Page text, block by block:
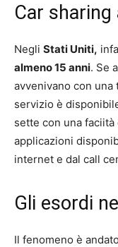
Car
Negli Stati Uniti,
almeno 15 anni. Se
avvenivano con una
servizio è
sette con una
applicazioni
internet e dal call
Gli esordi
Il fenomeno è